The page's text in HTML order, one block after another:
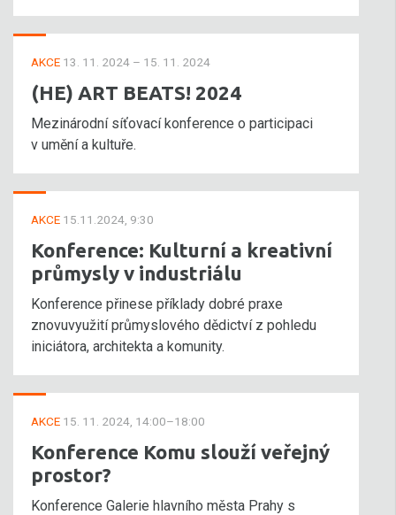
AKCE 13. 11. 2024 – 15. 11. 2024
(HE) ART BEATS! 2024
Mezinárodní síťovací konference o participaci
v umění a kultuře.
AKCE 15.11.2024, 9:30
Konference: Kulturní a kreativní
průmysly v industriálu
Konference přinese příklady dobré praxe
znovuvyužití průmyslového dědictví z pohledu
iniciátora, architekta a komunity.
AKCE 15. 11. 2024, 14:00–18:00
Konference Komu slouží veřejný
prostor?
Konference Galerie hlavního města Prahy s